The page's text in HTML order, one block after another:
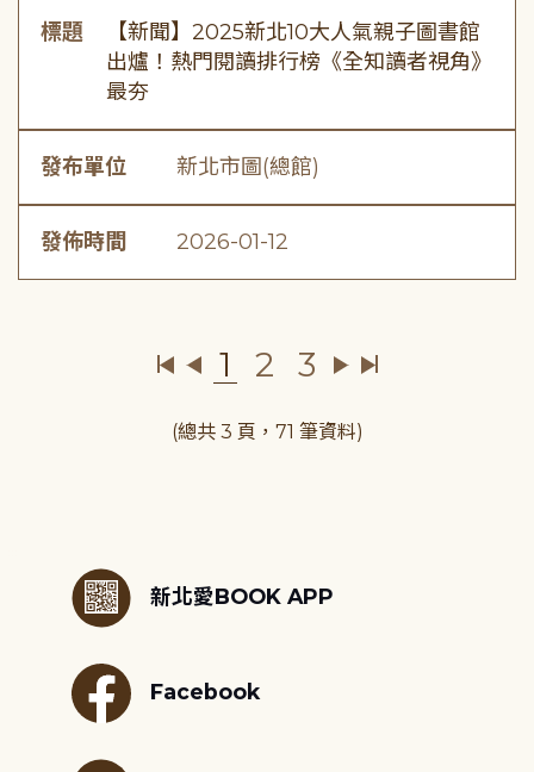
標題
【新聞】2025新北10大人氣親子圖書館
出爐！熱門閱讀排行榜《全知讀者視角》
最夯
發布單位 新北市圖(總館)
發佈時間 2026-01-12
1 2 3
(總共 3 頁，71 筆資料)
新北愛BOOK APP
Facebook